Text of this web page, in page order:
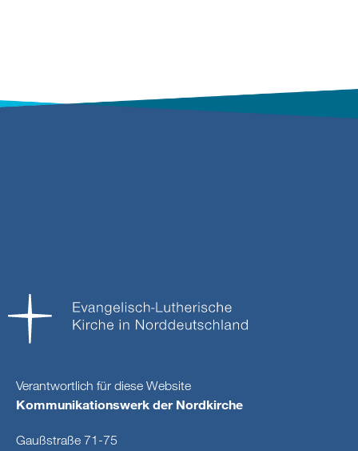
Verantwortlich für diese Website
Kommunikationswerk der Nordkirche
Gaußstraße 71-75